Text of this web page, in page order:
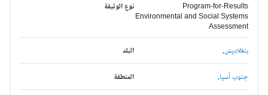
نوع الوثيقة
Program-for-Results
Environmental and Social Systems
Assessment
البلد
بنغلاديش,
المنطقة جنوب آسيا,